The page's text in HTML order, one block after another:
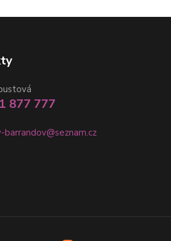
877 777
barrandov@seznam.cz